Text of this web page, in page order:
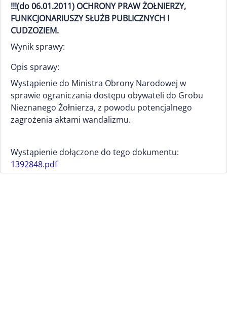
!!!(do 06.01.2011) OCHRONY PRAW ŻOŁNIERZY,
FUNKCJONARIUSZY SŁUŻB PUBLICZNYCH I
CUDZOZIEM.
Wynik sprawy:
Opis sprawy:
Wystąpienie do Ministra Obrony Narodowej w
sprawie ograniczania dostępu obywateli do Grobu
Nieznanego Żołnierza, z powodu potencjalnego
zagrożenia aktami wandalizmu.
Wystąpienie dołączone do tego dokumentu:
1392848.pdf